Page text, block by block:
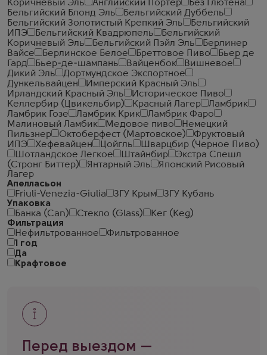
Коричневый Эль
Английский Портер
Без Глютена
Бельгийский Блонд Эль
Бельгийский Дуббель
Бельгийский Золотистый Крепкий Эль
Бельгийский
ИПЭ
Бельгийский Квадрюпель
Бельгийский
Коричневый Эль
Бельгийский Пэйл Эль
Берлинер
Вайсе
Берлинское Белое Бреттовое Пиво
Бьер де
Гард
Бьер-де-шампань Вайценбок
Вишневое
Дикий Эль
Дортмундское Экспортное
Дункельвайцен
Имперский Красный Эль
Ирландский Красный Эль
Историческое Пиво
Келлербир (Цвикельбир)
Красный Лагер
Ламбрик
Ламбрик Гозе
Ламбрик Крик
Ламбрик Фаро
Малиновый Ламбик
Медовое пиво
Немецкий
Пильзнер
Октоберфест (Мартовское)
Фруктовый
ИПЭ
Хефевайцен Цойгль
Шварцбир (Черное Пиво)
Шотландское Легкое
Штайнбир
Экстра Спешл
(Стронг Биттер)
Янтарный Эль
Японский Рисовый
Лагер
Апелласьон
Friuli-Venezia-Giulia
ЗГУ Крым
ЗГУ Кубань
Упаковка
Банка (Can)
Стекло (Glass)
Кег (Keg)
Фильтрация
Нефильтрованное
Фильтрованное
1 год
Да
Крафтовое
Перед выездом —